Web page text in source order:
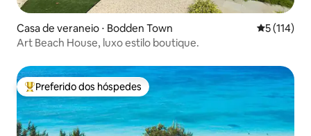
Casa de veraneio ⋅ Bodden Town 5 de uma
5 (114)
Art Beach House, luxo estilo boutique.
Entre os melhores preferidos dos hóspedes
Preferido dos hóspedes